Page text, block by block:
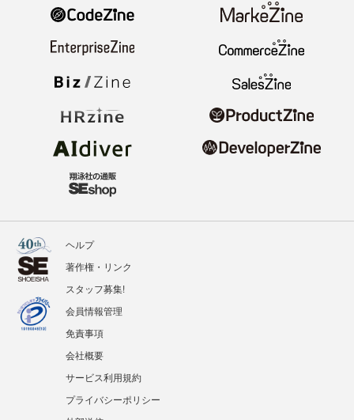
ヘルプ
著作権・リンク
スタッフ募集!
会員情報管理
免責事項
会社概要
サービス利用規約
プライバシーポリシー